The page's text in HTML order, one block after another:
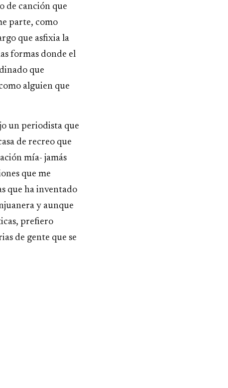
de canción que
parte, como
que asfixia la
formas donde el
que
alguien que
un periodista que
de recreo que
mía- jamás
que me
que ha inventado
y aunque
prefiero
de gente que se